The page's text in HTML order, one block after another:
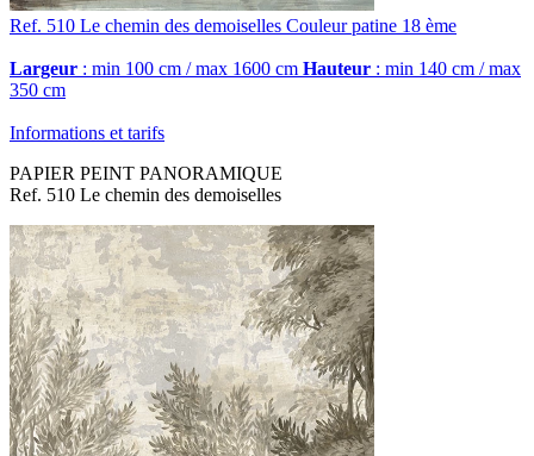
Ref. 510 Le chemin des demoiselles Couleur patine 18 ème
Largeur : min 100 cm / max 1600 cm Hauteur : min 140 cm / max
350 cm
Informations et tarifs
PAPIER PEINT PANORAMIQUE
Ref. 510 Le chemin des demoiselles